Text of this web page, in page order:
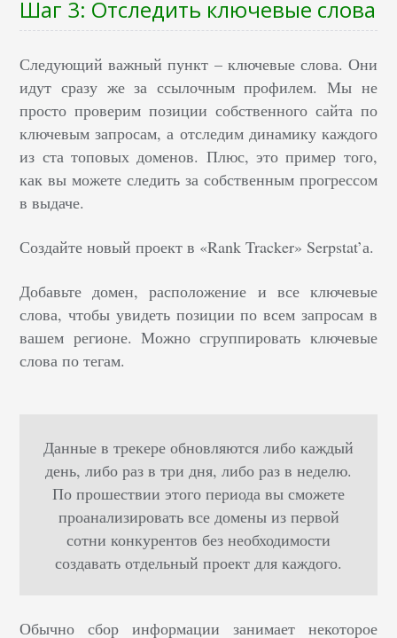
Шаг 3: Отследить ключевые слова
Следующий важный пункт – ключевые слова. Они
идут сразу же за ссылочным профилем. Мы не
просто проверим позиции собственного сайта по
ключевым запросам, а отследим динамику каждого
из ста топовых доменов. Плюс, это пример того,
как вы можете следить за собственным прогрессом
в выдаче.
Создайте новый проект в «Rank Tracker» Serpstat’а.
Добавьте домен, расположение и все ключевые
слова, чтобы увидеть позиции по всем запросам в
вашем регионе. Можно сгруппировать ключевые
слова по тегам.
Данные в трекере обновляются либо каждый
день, либо раз в три дня, либо раз в неделю.
По прошествии этого периода вы сможете
проанализировать все домены из первой
сотни конкурентов без необходимости
создавать отдельный проект для каждого.
Обычно сбор информации занимает некоторое